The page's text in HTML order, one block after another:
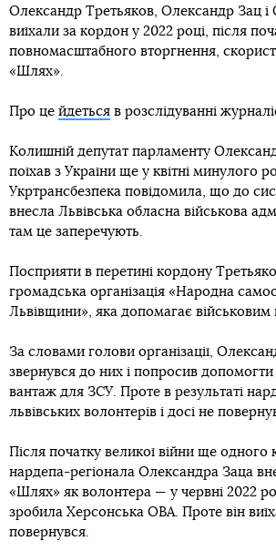
Олександр Третьяков, Олександр Зац і
виїхали за кордон у 2022 році, після
повномасштабного вторгнення,
«Шлях».
Про це йдеться в розслідуванні
Колишній депутат парламенту
поїхав з України ще у квітні минулого
Укртрансбезпека повідомила, що до
внесла Львівська обласна військова
там це заперечують.
Посприяти в перетині кордону
громадська організація «Народна
Львівщини», яка допомагає військовим
За словами голови організації,
звернувся до них і попросив
вантаж для ЗСУ. Проте в результаті
львівських волонтерів і досі не
Після початку великої війни ще
нардепа-регіонала Олександра Заца
«Шлях» як волонтера — у червні 2022
зробила Херсонська ОВА. Проте він
повернувся.